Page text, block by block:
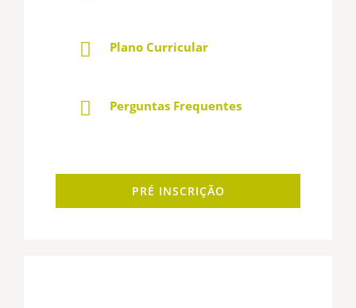
Plano Curricular
Perguntas Frequentes
PRÉ INSCRIÇÃO